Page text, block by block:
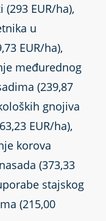
EUR/ha),
u
EUR/ha),
međurednog
(239,87
gnojiva
EUR/ha),
korova
(373,33
stajskog
(215,00